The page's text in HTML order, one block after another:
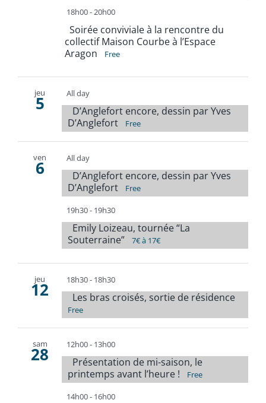
18h00-20h00
Soirée conviviale à la rencontre du
collectif Maison Courbe à l’Espace
Aragon
Free
jeu
5 All day
D’Anglefort encore, dessin par Yves
D’Anglefort
Free
ven
6 All day
D’Anglefort encore, dessin par Yves
D’Anglefort
Free
19h30- 19h30
Emily Loizeau, tournée “La
Souterraine”
7€ à 17€
jeu
12 18h30- 18h30
Les bras croisés, sortie de résidence
Free
sam
28 12h00- 13h00
Présentation de mi-saison, le
printemps avant l’heure !
Free
14h00- 16h00